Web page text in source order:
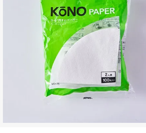
ペーパーレスドリッパー
ウォーマー
ドリッパー＆サーバー（キ